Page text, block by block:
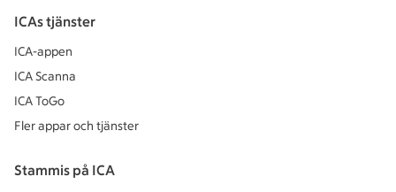
ICAs tjänster
ICA-appen
ICA Scanna
ICA ToGo
Fler appar och tjänster
Stammis på ICA